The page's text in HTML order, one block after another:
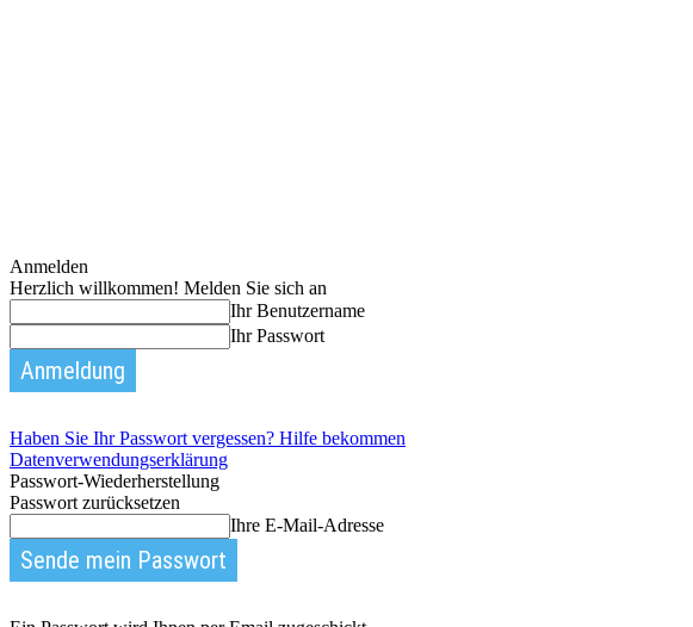
Anmelden
Herzlich willkommen! Melden Sie sich an
Ihr Benutzername
Ihr Passwort
Haben Sie Ihr Passwort vergessen? Hilfe bekommen
Datenverwendungserklärung
Passwort-Wiederherstellung
Passwort zurücksetzen
Ihre E-Mail-Adresse